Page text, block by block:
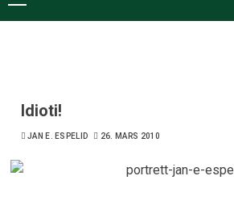
Idioti!
JAN E. ESPELID 26. MARS 2010